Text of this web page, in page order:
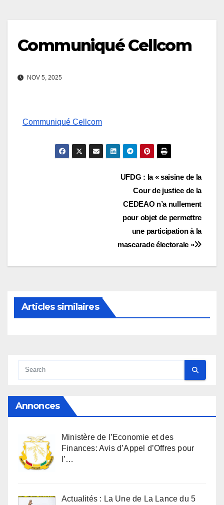
Communiqué Cellcom
NOV 5, 2025
Communiqué Cellcom
UFDG : la « saisine de la
Cour de justice de la
CEDEAO n’a nullement
pour objet de permettre
une participation à la
mascarade électorale »
Articles similaires
Annonces
Ministère de l’Economie et des
Finances: Avis d’Appel d’Offres pour
l’…
Actualités : La Une de La Lance du 5